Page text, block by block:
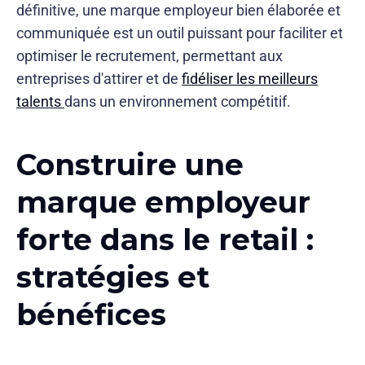
définitive, une marque employeur bien élaborée et
communiquée est un outil puissant pour faciliter et
optimiser le recrutement, permettant aux
entreprises d'attirer et de fidéliser les meilleurs
talentsdans un environnement compétitif.
Construire une
marque employeur
forte dans le retail :
stratégies et
bénéfices